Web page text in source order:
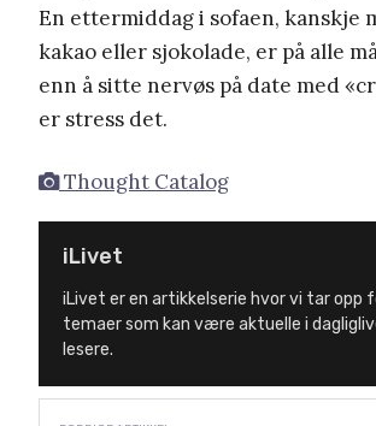
En ettermiddag i sofaen, kanskje
kakao eller sjokolade, er på alle
enn å sitte nervøs på date med
er stress det.
Thought Catalog
iLivet
iLivet er en artikkelserie hvor vi tar opp
temaer som kan være aktuelle i
lesere.